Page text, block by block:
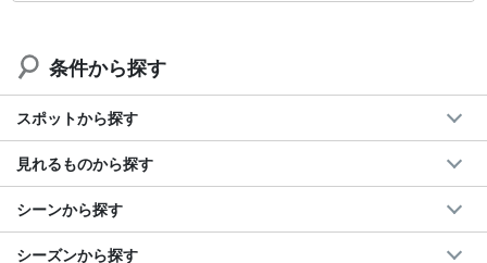
条件から探す
スポットから探す
見れるものから探す
シーンから探す
シーズンから探す